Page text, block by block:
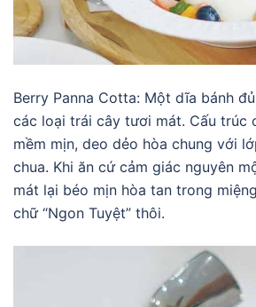
Berry Panna Cotta: Một dĩa bánh
các loại trái cây tươi mát. Cấu trúc
mềm mịn, deo dẻo hòa chung với
chua. Khi ăn cứ cảm giác nguyên
mát lại béo mịn hòa tan trong
chữ “Ngon Tuyệt” thôi.